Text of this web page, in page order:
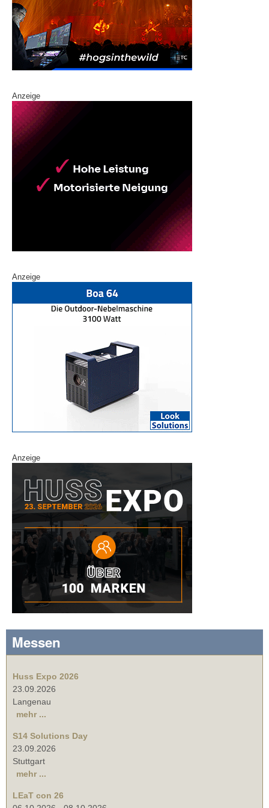
Anzeige
Anzeige
Anzeige
Messen
Huss Expo 2026
23.09.2026
Langenau
mehr ...
S14 Solutions Day
23.09.2026
Stuttgart
mehr ...
LEaT con 26